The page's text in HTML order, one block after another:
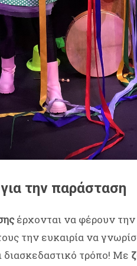
την παράσταση
έρχονται να φέρουν την
την ευκαιρία να
διασκεδαστικό τρόπο! Με